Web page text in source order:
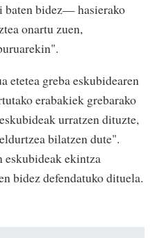
bidez— hasierako
onartu zuen,
etetea greba eskubidearen
erabakiek grebarako
urratzen dituzte,
bilatzen dute".
eskubideak ekintza
bidez defendatuko dituela.